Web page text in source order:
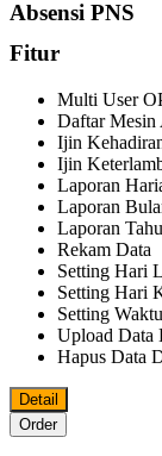
Absensi PNS
Fitur
Multi User
Daftar Mesin
Ijin
Ijin
Laporan
Laporan
Laporan
Rekam Data
Setting Hari
Setting Hari
Setting
Upload Data
Hapus Data
Detail
Order